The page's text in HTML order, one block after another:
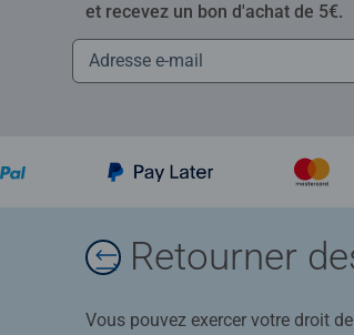
et recevez un bon d'achat de 5€.
Retourner
Vous pouvez exercer votre droit